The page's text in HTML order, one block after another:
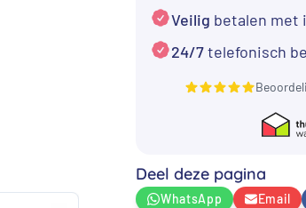
met
waxinelichtje
Veilig betalen met
24/7telefonisch
Deel deze pagina
WhatsApp Email